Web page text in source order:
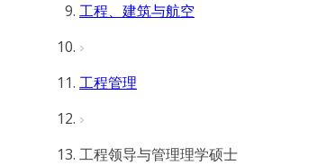
工程、建筑与航空
工程管理
工程领导与管理理学硕士